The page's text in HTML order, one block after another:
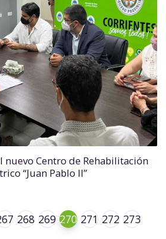
nuevo Centro de Rehabilitación
“Juan Pablo II”
268 269 270 271 272 273